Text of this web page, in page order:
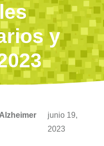
y
junio 19,
2023